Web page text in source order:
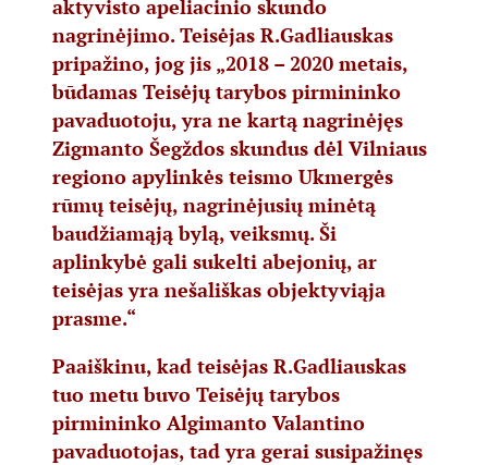
aktyvisto apeliacinio skundo
nagrinėjimo. Teisėjas R.Gadliauskas
pripažino, jog jis „2018 – 2020 metais,
būdamas Teisėjų tarybos pirmininko
pavaduotoju, yra ne kartą nagrinėjęs
Zigmanto Šegždos skundus dėl Vilniaus
regiono apylinkės teismo Ukmergės
rūmų teisėjų, nagrinėjusių minėtą
baudžiamąją bylą, veiksmų. Ši
aplinkybė gali sukelti abejonių, ar
teisėjas yra nešališkas objektyviąja
prasme.“
Paaiškinu, kad teisėjas R.Gadliauskas
tuo metu buvo Teisėjų tarybos
pirmininko Algimanto Valantino
pavaduotojas, tad yra gerai susipažinęs